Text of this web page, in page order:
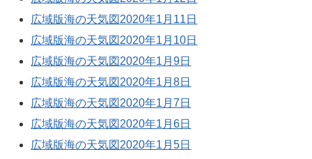
広域版海の天気図2020年1月11日
広域版海の天気図2020年1月10日
広域版海の天気図2020年1月9日
広域版海の天気図2020年1月8日
広域版海の天気図2020年1月7日
広域版海の天気図2020年1月6日
広域版海の天気図2020年1月5日